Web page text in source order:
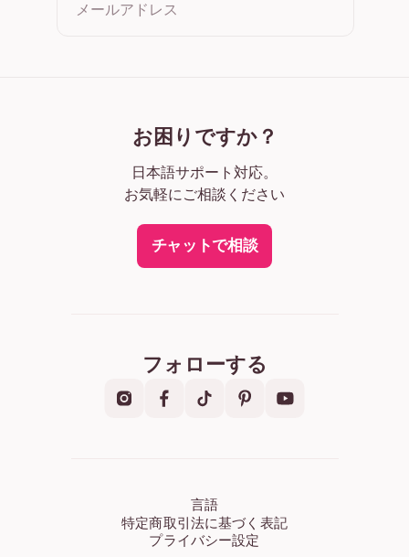
メールアドレス
お困りですか？
日本語サポート対応。
お気軽にご相談ください
チャットで相談
フォローする
言語
特定商取引法に基づく表記
プライバシー設定